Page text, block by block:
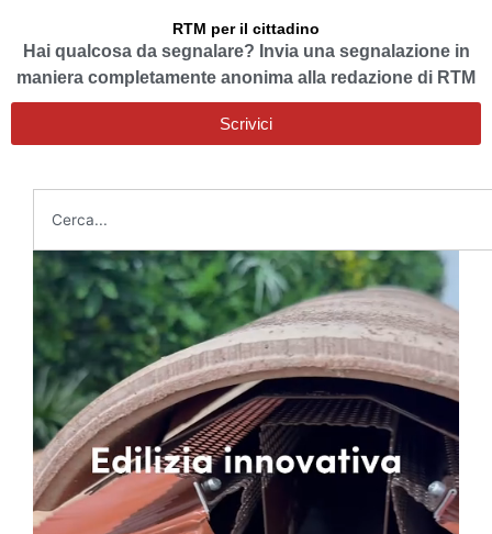
RTM per il cittadino
Hai qualcosa da segnalare? Invia una segnalazione in
maniera completamente anonima alla redazione di RTM
Scrivici